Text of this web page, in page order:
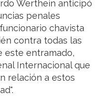
Werthein anticipó
penales
chavista
contra todas las
este entramado,
Internacional que
relación a estos